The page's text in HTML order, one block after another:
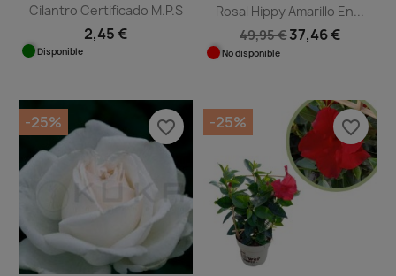
Cilantro Certificado M.P.S
2,45 €
Disponible
Rosal Hippy Amarillo En...
49,95 €37,46 €
No disponible
-25% favorite_border -25% favorite_border